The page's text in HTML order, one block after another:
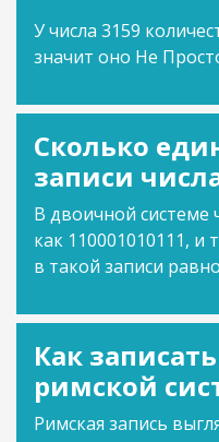
У числа 3159
значит оно Не
Сколько
записи
В двоичной системе
как 110001010111, и
в такой записи
Как
римской
Римская запись